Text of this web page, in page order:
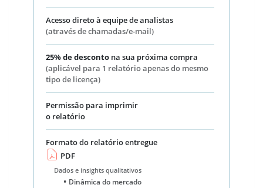
Acesso direto à equipe de analistas
(através de chamadas/e-mail)
25% de desconto na sua próxima compra
(aplicável para 1 relatório apenas do mesmo
tipo de licença)
Permissão para imprimir
o relatório
Formato do relatório entregue
PDF
Dados e insights qualitativos
Dinâmica do mercado